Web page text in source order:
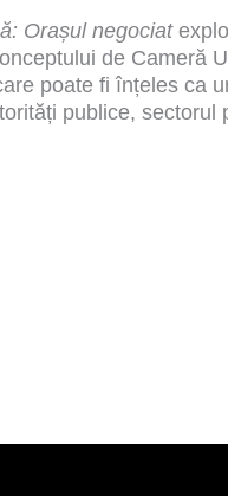
Orașul negociat
de Cameră
poate fi înțeles ca
publice, sectorul